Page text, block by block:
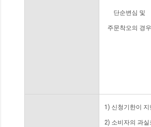
단순변심 및
주문착오의 경우
1) 신청기한이 지
2) 소비자의 과